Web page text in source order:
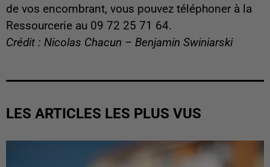
de vos encombrant, vous pouvez téléphoner à la
Ressourcerie au 09 72 25 71 64.
Crédit : Nicolas Chacun – Benjamin Swiniarski
LES ARTICLES LES PLUS VUS